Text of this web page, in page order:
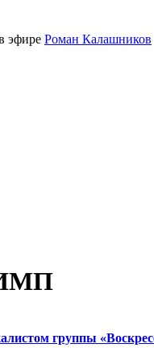
эфире Роман Калашников
группы